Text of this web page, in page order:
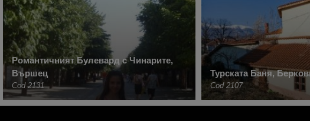
Романтичният Булевард с Чинарите,
Вършец
Cod 2131
Турската Баня,
Cod 2107